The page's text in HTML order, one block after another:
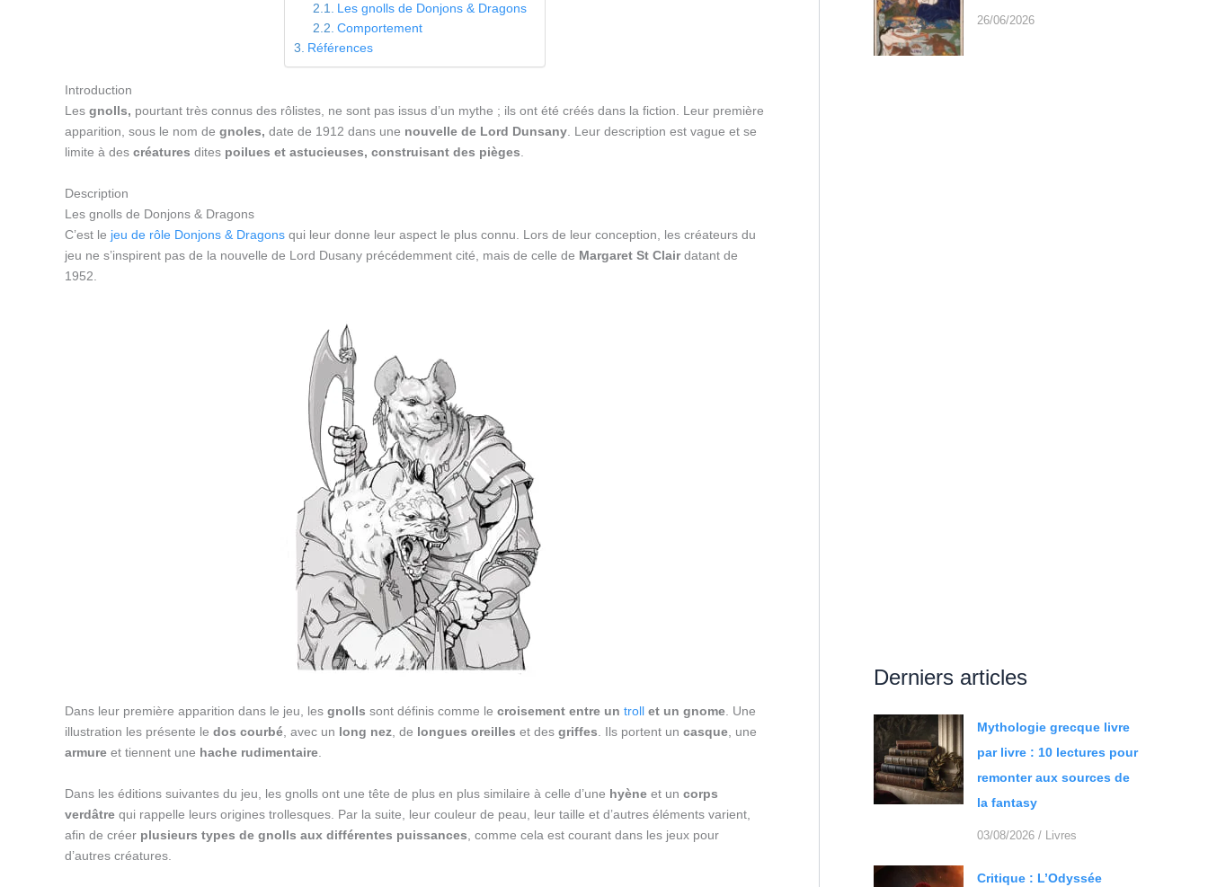
Les gnolls de Donjons & Dragons
Comportement
Références
Introduction
Les gnolls, pourtant très connus des rôlistes, ne sont pas issus d’un mythe ; ils ont été créés dans la fiction. Leur première
apparition, sous le nom de gnoles, date de 1912 dans une nouvelle de Lord Dunsany. Leur description est vague et se
limite à des créatures dites poilues et astucieuses, construisant des pièges.
Description
Les gnolls de Donjons & Dragons
C’est le jeu de rôle Donjons & Dragons qui leur donne leur aspect le plus connu. Lors de leur conception, les créateurs du
jeu ne s’inspirent pas de la nouvelle de Lord Dusany précédemment cité, mais de celle de Margaret St Clairdatant de
1952.
Dans leur première apparition dans le jeu, les gnolls sont définis comme le croisement entre un troll et un gnome . Une
illustration les présente le dos courbé , avec un long nez , de longues oreilles et des griffes . Ils portent un casque , une
armure et tiennent une hache rudimentaire
Dans les éditions suivantes du jeu, les gnolls ont une tête de plus en plus similaire à celle d’une hyène et un corps
verdâtre qui rappelle leurs origines trollesques. Par la suite, leur couleur de peau, leur taille et d’autres éléments varient,
afin de créer plusieurs types de gnolls aux différentes puissances , comme cela est courant dans les jeux pour
d’autres créatures.
26/06/2026
Derniers articles
Mythologie grecque livre
par livre : 10 lectures pour
remonter aux sources de
la fantasy
03/08/2026 / Livres
Critique : L’Odyssée